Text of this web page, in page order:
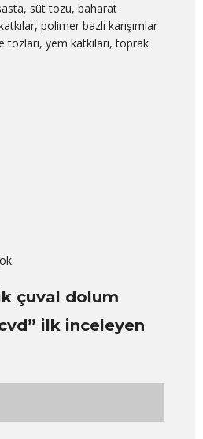
süt tozu, baharat
polimer bazlı karışımlar
tozları, yem katkıları, toprak
çuval dolum
ilk inceleyen